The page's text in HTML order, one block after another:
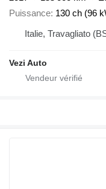
Puissance 130 ch (96
Italie, Travagliato
Vezi Auto